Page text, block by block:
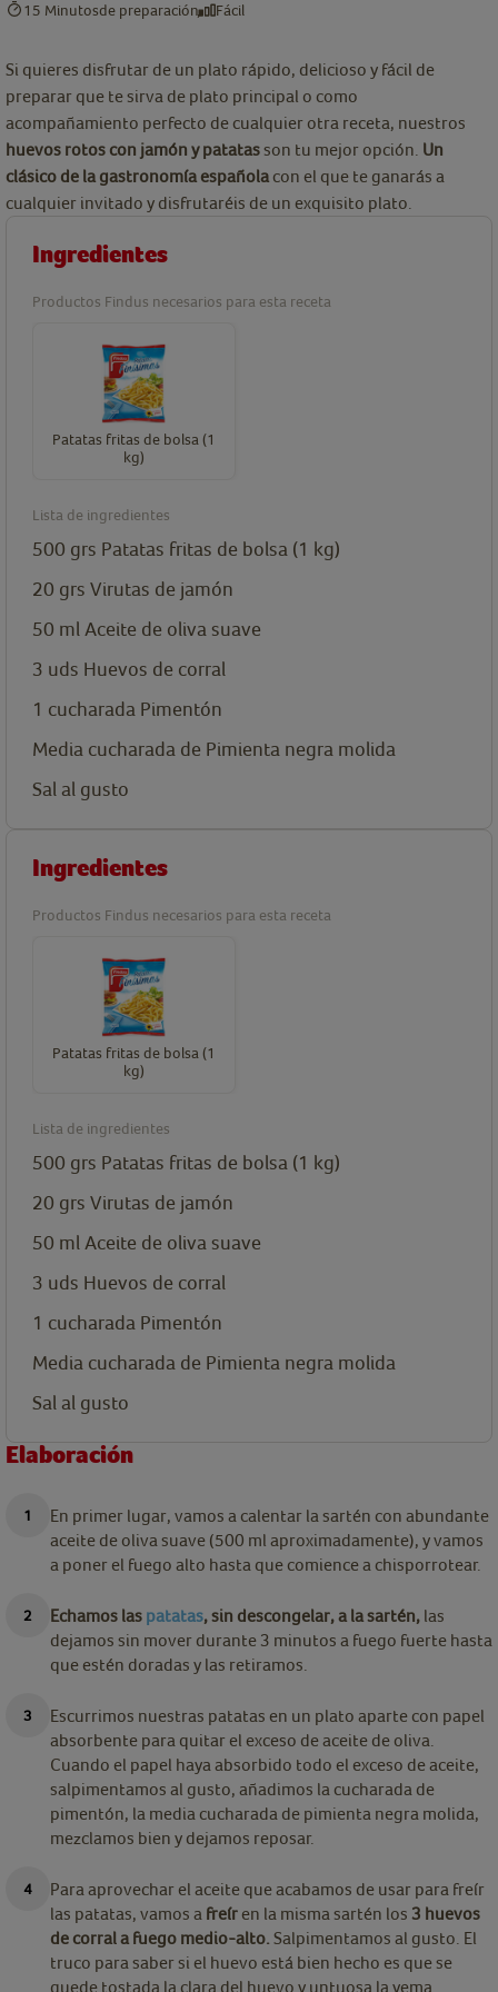
15 Minutosde preparación Fácil
Si quieres disfrutar de un plato rápido, delicioso y fácil de
preparar que te sirva de plato principal o como
acompañamiento perfecto de cualquier otra receta, nuestros
huevos rotos con jamón y patatasson tu mejor opción. Un
clásico de la gastronomía española con el que te ganarás a
cualquier invitado y disfrutaréis de un exquisito plato.
Ingredientes
Productos Findus necesarios para esta receta
Patatas fritas de bolsa (1
kg)
Lista de ingredientes
500 grs Patatas fritas de bolsa (1 kg)
20 grs Virutas de jamón
50 ml Aceite de oliva suave
3 uds Huevos de corral
1 cucharada Pimentón
Media cucharada de Pimienta negra molida
Sal al gusto
Ingredientes
Productos Findus necesarios para esta receta
Patatas fritas de bolsa (1
kg)
Lista de ingredientes
500 grs Patatas fritas de bolsa (1 kg)
20 grs Virutas de jamón
50 ml Aceite de oliva suave
3 uds Huevos de corral
1 cucharada Pimentón
Media cucharada de Pimienta negra molida
Sal al gusto
Elaboración
En primer lugar, vamos a calentar la sartén con abundante
aceite de oliva suave (500 ml aproximadamente), y vamos
a poner el fuego alto hasta que comience a chisporrotear.
Echamos las patatas, sin descongelar, a la sartén, las
dejamos sin mover durante 3 minutos a fuego fuerte hasta
que estén doradas y las retiramos.
Escurrimos nuestras patatas en un plato aparte con papel
absorbente para quitar el exceso de aceite de oliva.
Cuando el papel haya absorbido todo el exceso de aceite,
salpimentamos al gusto, añadimos la cucharada de
pimentón, la media cucharada de pimienta negra molida,
mezclamos bien y dejamos reposar.
Para aprovechar el aceite que acabamos de usar para freír
las patatas, vamos a freír en la misma sartén los 3 huevos
de corral a fuego medio-alto. Salpimentamos al gusto. El
truco para saber si el huevo está bien hecho es que se
quede tostada la clara del huevo y untuosa la yema.